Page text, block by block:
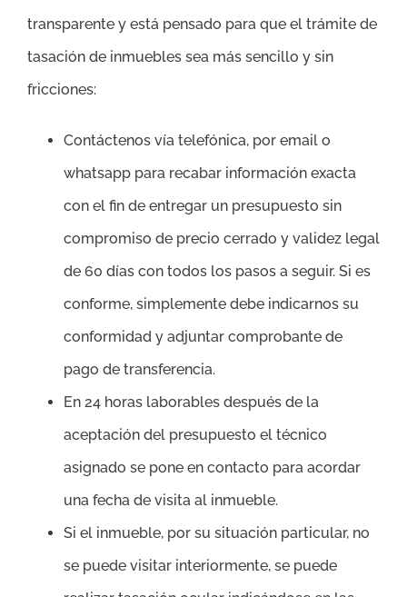
transparente y está pensado para que el trámite de
tasación de inmuebles sea más sencillo y sin
fricciones:
Contáctenos vía telefónica, por email o
whatsapp para recabar información exacta
con el fin de entregar un presupuesto sin
compromiso de precio cerrado y validez legal
de 60 días con todos los pasos a seguir. Si es
conforme, simplemente debe indicarnos su
conformidad y adjuntar comprobante de
pago de transferencia.
En 24 horas laborables después de la
aceptación del presupuesto el técnico
asignado se pone en contacto para acordar
una fecha de visita al inmueble.
Si el inmueble, por su situación particular, no
se puede visitar interiormente, se puede